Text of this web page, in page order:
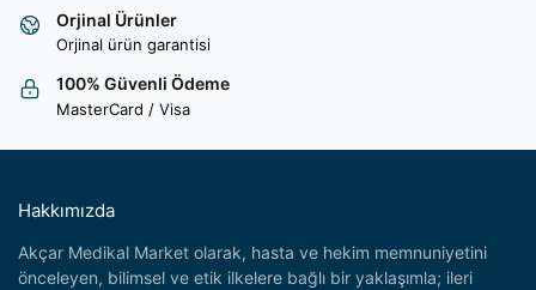
Orjinal Ürünler
Orjinal ürün garantisi
100% Güvenli Ödeme
MasterCard / Visa
Hakkımızda
Akçar Medikal Market olarak, hasta ve hekim memnuniyetini
önceleyen, bilimsel ve etik ilkelere bağlı bir yaklaşımla; ileri